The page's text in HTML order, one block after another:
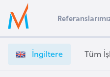
Ülke Seçimi
Başvuru yapmak istediğiniz ülkeyi
Üye
Girişi
n
i
l
İngiltere Tüm
s
t
r
a